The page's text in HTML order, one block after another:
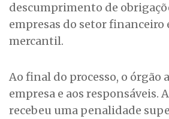
descumprimento de
empresas do setor financeiro
mercantil.
Ao final do processo, o órgão
empresa e aos responsáveis.
recebeu uma penalidade